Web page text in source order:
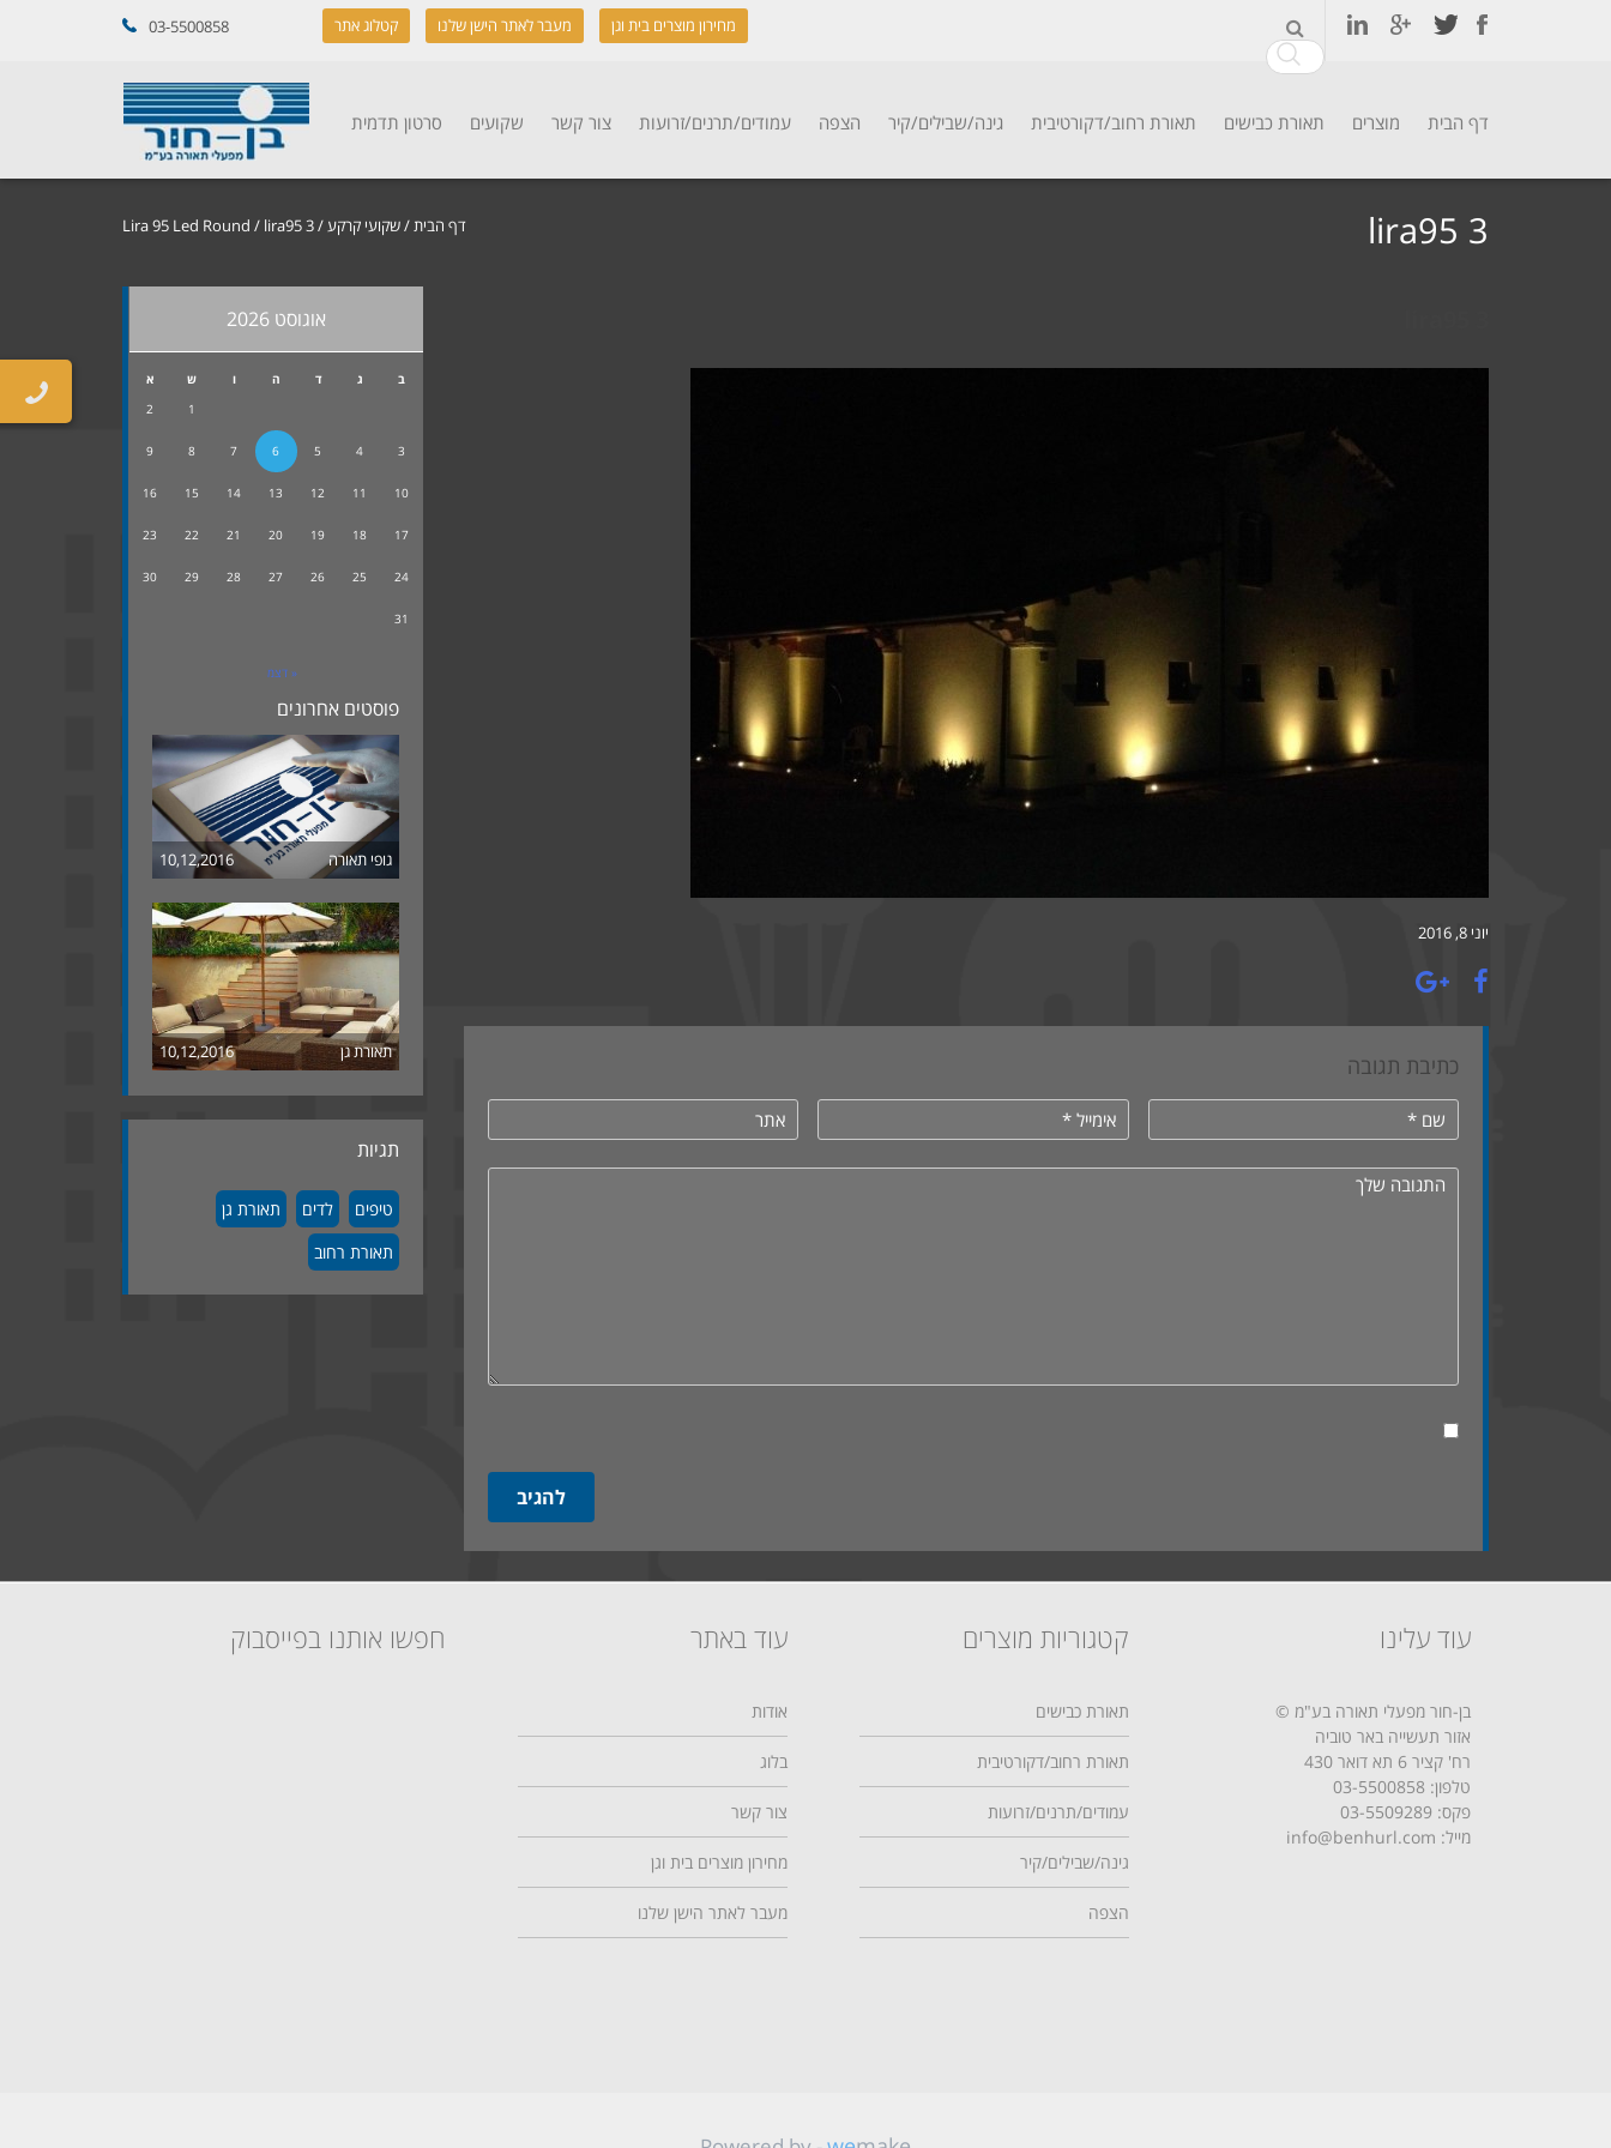
03-5500858 מחירון מוצרים בית וגן מעבר לאתר הישן שלנו קטלוג אתר
דף הבית מוצרים תאורת כבישים תאורת רחוב/דקורטיבית גינה/שבילים/קיר הצפה עמודים/תרנים/זרועות צור קשר שקועים סרטון תדמית
דף הבית/שקועי קרקע/
Lira 95 Led Round / lira95 3 lira95 3
יוני 8, 2016
כתיבת תגובה
אוגוסט 2026
ב ג ד ה ו ש
א
1
2
3
4
5
6
7
8
9
10
11
12
13
14
15
16
17
18
19
20
21
22
23
24
25
26
27
28
29
30
31
« דצמ
פוסטים אחרונים
גופי תאורה 10,12,2016
תאורת גן 10,12,2016
תגיות
טיפים לדים
תאורת גן
תאורת רחוב
חפשו אותנו בפייסבוק עוד באתר
אודות
בלוג
צור קשר
מחירון מוצרים בית וגן
מעבר לאתר הישן שלנו
קטגוריות מוצרים
תאורת כבישים
תאורת רחוב/דקורטיבית
עמודים/תרנים/זרועות
גינה/שבילים/קיר
הצפה
עוד עלינו
בן-חור מפעלי תאורה בע"מ ©
אזור תעשייה באר טוביה
רח' קציר 6 תא דואר 430
טלפון: 03-5500858
פקס: 03-5509289
מייל: info@benhurl.com